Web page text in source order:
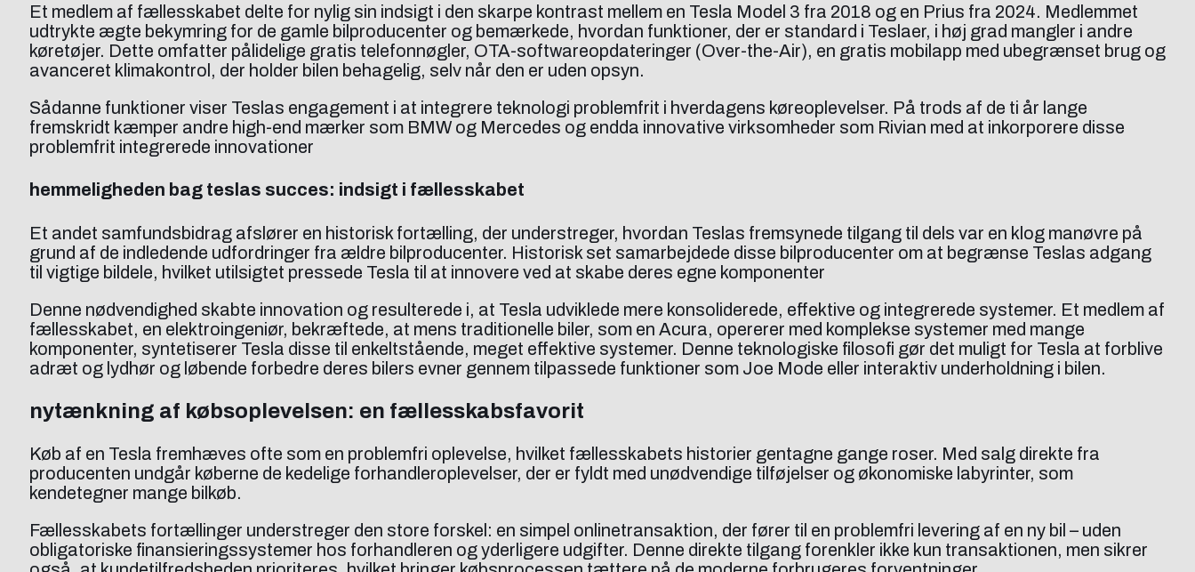
Et medlem af fællesskabet delte for nylig sin indsigt i den skarpe kontrast mellem en Tesla Model 3 fra 2018 og en Prius fra 2024. Medlemmet
udtrykte ægte bekymring for de gamle bilproducenter og bemærkede, hvordan funktioner, der er standard i Teslaer, i høj grad mangler i andre
køretøjer. Dette omfatter pålidelige gratis telefonnøgler, OTA-softwareopdateringer (Over-the-Air), en gratis mobilapp med ubegrænset brug og
avanceret klimakontrol, der holder bilen behagelig, selv når den er uden opsyn.
Sådanne funktioner viser Teslas engagement i at integrere teknologi problemfrit i hverdagens køreoplevelser. På trods af de ti år lange
fremskridt kæmper andre high-end mærker som BMW og Mercedes og endda innovative virksomheder som Rivian med at inkorporere disse
problemfrit integrerede innovationer
hemmeligheden bag teslas succes: indsigt i fællesskabet
Et andet samfundsbidrag afslører en historisk fortælling, der understreger, hvordan Teslas fremsynede tilgang til dels var en klog manøvre på
grund af de indledende udfordringer fra ældre bilproducenter. Historisk set samarbejdede disse bilproducenter om at begrænse Teslas adgang
til vigtige bildele, hvilket utilsigtet pressede Tesla til at innovere ved at skabe deres egne komponenter
Denne nødvendighed skabte innovation og resulterede i, at Tesla udviklede mere konsoliderede, effektive og integrerede systemer. Et medlem af
fællesskabet, en elektroingeniør, bekræftede, at mens traditionelle biler, som en Acura, opererer med komplekse systemer med mange
komponenter, syntetiserer Tesla disse til enkeltstående, meget effektive systemer. Denne teknologiske filosofi gør det muligt for Tesla at forblive
adræt og lydhør og løbende forbedre deres bilers evner gennem tilpassede funktioner som Joe Mode eller interaktiv underholdning i bilen.
nytænkning af købsoplevelsen: en fællesskabsfavorit
Køb af en Tesla fremhæves ofte som en problemfri oplevelse, hvilket fællesskabets historier gentagne gange roser. Med salg direkte fra
producenten undgår køberne de kedelige forhandleroplevelser, der er fyldt med unødvendige tilføjelser og økonomiske labyrinter, som
kendetegner mange bilkøb.
Fællesskabets fortællinger understreger den store forskel: en simpel onlinetransaktion, der fører til en problemfri levering af en ny bil – uden
obligatoriske finansieringssystemer hos forhandleren og yderligere udgifter. Denne direkte tilgang forenkler ikke kun transaktionen, men sikrer